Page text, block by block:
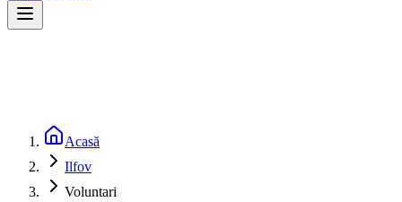
Acasă
Ilfov
Voluntari